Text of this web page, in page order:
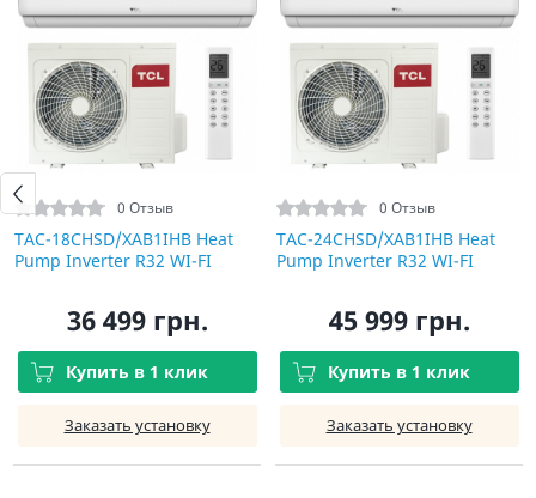
0 Отзыв
TAC-18CHSD/XAB1IHB Heat
Pump Inverter R32 WI-FI
36 499 грн.
Купить в 1 клик
Заказать установку
0 Отзыв
TAC-24CHSD/XAB1IHB Heat
Pump Inverter R32 WI-FI
45 999 грн.
Купить в 1 клик
Заказать установку